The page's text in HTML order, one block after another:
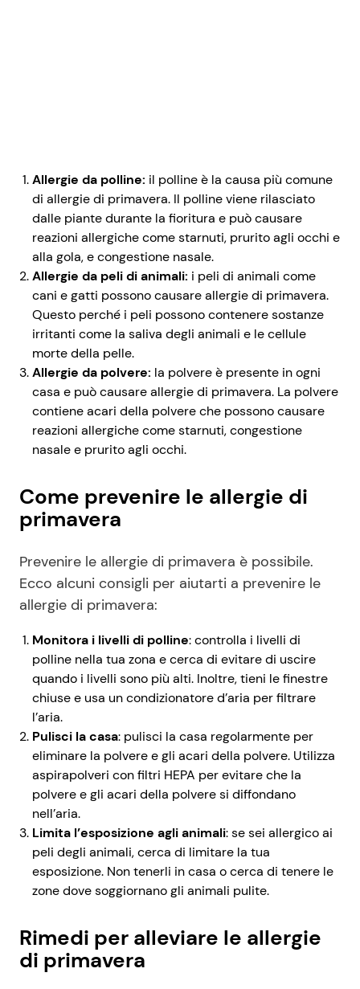
Allergie da polline: il polline è la causa più comune
di allergie di primavera. Il polline viene rilasciato
dalle piante durante la fioritura e può causare
reazioni allergiche come starnuti, prurito agli occhi e
alla gola, e congestione nasale.
Allergie da peli di animali: i peli di animali come
cani e gatti possono causare allergie di primavera.
Questo perché i peli possono contenere sostanze
irritanti come la saliva degli animali e le cellule
morte della pelle.
Allergie da polvere: la polvere è presente in ogni
casa e può causare allergie di primavera. La polvere
contiene acari della polvere che possono causare
reazioni allergiche come starnuti, congestione
nasale e prurito agli occhi.
Come prevenire le allergie di
primavera
Prevenire le allergie di primavera è possibile.
Ecco alcuni consigli per aiutarti a prevenire le
allergie di primavera:
Monitora i livelli di polline: controlla i livelli di
polline nella tua zona e cerca di evitare di uscire
quando i livelli sono più alti. Inoltre, tieni le finestre
chiuse e usa un condizionatore d’aria per filtrare
l’aria.
Pulisci la casa: pulisci la casa regolarmente per
eliminare la polvere e gli acari della polvere. Utilizza
aspirapolveri con filtri HEPA per evitare che la
polvere e gli acari della polvere si diffondano
nell’aria.
Limita l’esposizione agli animali: se sei allergico ai
peli degli animali, cerca di limitare la tua
esposizione. Non tenerli in casa o cerca di tenere le
zone dove soggiornano gli animali pulite.
Rimedi per alleviare le allergie
di primavera